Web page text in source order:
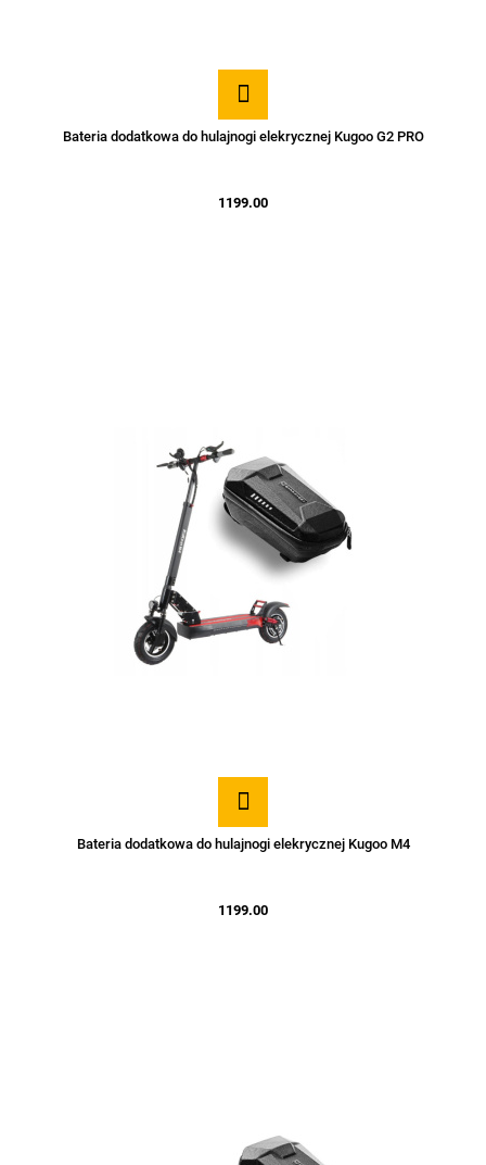
Bateria dodatkowa do hulajnogi elekrycznej Kugoo G2 PRO
1199.00
Bateria dodatkowa do hulajnogi elekrycznej Kugoo M4
1199.00